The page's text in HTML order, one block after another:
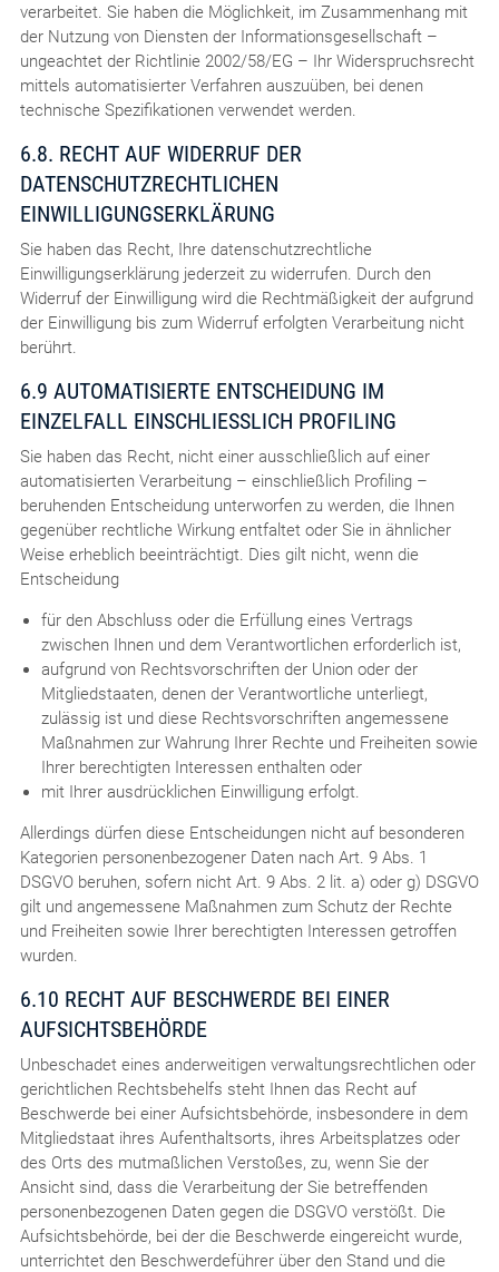
verarbeitet. Sie haben die Möglichkeit, im Zusammenhang mit
der Nutzung von Diensten der Informationsgesellschaft –
ungeachtet der Richtlinie 2002/58/EG – Ihr Widerspruchsrecht
mittels automatisierter Verfahren auszuüben, bei denen
technische Spezifikationen verwendet werden.
6.8. RECHT AUF WIDERRUF DER
DATENSCHUTZRECHTLICHEN
EINWILLIGUNGSERKLÄRUNG
Sie haben das Recht, Ihre datenschutzrechtliche
Einwilligungserklärung jederzeit zu widerrufen. Durch den
Widerruf der Einwilligung wird die Rechtmäßigkeit der aufgrund
der Einwilligung bis zum Widerruf erfolgten Verarbeitung nicht
berührt.
6.9 AUTOMATISIERTE ENTSCHEIDUNG IM
EINZELFALL EINSCHLIESSLICH PROFILING
Sie haben das Recht, nicht einer ausschließlich auf einer
automatisierten Verarbeitung – einschließlich Profiling –
beruhenden Entscheidung unterworfen zu werden, die Ihnen
gegenüber rechtliche Wirkung entfaltet oder Sie in ähnlicher
Weise erheblich beeinträchtigt. Dies gilt nicht, wenn die
Entscheidung
für den Abschluss oder die Erfüllung eines Vertrags
zwischen Ihnen und dem Verantwortlichen erforderlich ist,
aufgrund von Rechtsvorschriften der Union oder der
Mitgliedstaaten, denen der Verantwortliche unterliegt,
zulässig ist und diese Rechtsvorschriften angemessene
Maßnahmen zur Wahrung Ihrer Rechte und Freiheiten sowie
Ihrer berechtigten Interessen enthalten oder
mit Ihrer ausdrücklichen Einwilligung erfolgt.
Allerdings dürfen diese Entscheidungen nicht auf besonderen
Kategorien personenbezogener Daten nach Art. 9 Abs. 1
DSGVO beruhen, sofern nicht Art. 9 Abs. 2 lit. a) oder g) DSGVO
gilt und angemessene Maßnahmen zum Schutz der Rechte
und Freiheiten sowie Ihrer berechtigten Interessen getroffen
wurden.
6.10 RECHT AUF BESCHWERDE BEI EINER
AUFSICHTSBEHÖRDE
Unbeschadet eines anderweitigen verwaltungsrechtlichen oder
gerichtlichen Rechtsbehelfs steht Ihnen das Recht auf
Beschwerde bei einer Aufsichtsbehörde, insbesondere in dem
Mitgliedstaat ihres Aufenthaltsorts, ihres Arbeitsplatzes oder
des Orts des mutmaßlichen Verstoßes, zu, wenn Sie der
Ansicht sind, dass die Verarbeitung der Sie betreffenden
personenbezogenen Daten gegen die DSGVO verstößt. Die
Aufsichtsbehörde, bei der die Beschwerde eingereicht wurde,
unterrichtet den Beschwerdeführer über den Stand und die